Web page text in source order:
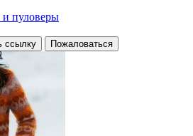
пуловеры
ссылку Пожаловаться